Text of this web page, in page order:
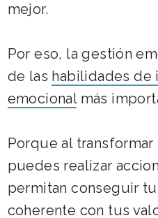
mejor.
Por eso, la gestión
de las habilidades de
emocional más
Porque al
puedes realizar
permitan conseguir
coherente con tus